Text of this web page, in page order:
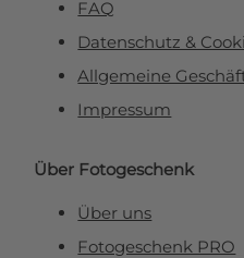
FAQ
Datenschutz &
Allgemeine
Impressum
Über Fotogeschenk
Über uns
Fotogeschenk PRO